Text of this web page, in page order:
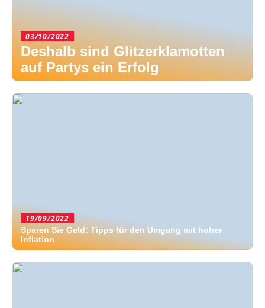
03/10/2022
Deshalb sind Glitzerklamotten
auf Partys ein Erfolg
19/09/2022
Sparen Sie Geld: Tipps für den Umgang mit hoher
Inflation